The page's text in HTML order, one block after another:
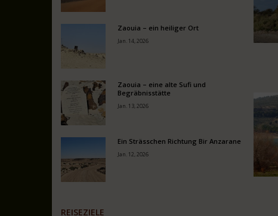
Zaouia – ein heiliger Ort
Jan. 14, 2026
Zaouia – eine alte Sufi und
Begräbnisstätte
Jan. 13, 2026
Ein Strässchen Richtung Bir Anzarane
Jan. 12, 2026
REISEZIELE